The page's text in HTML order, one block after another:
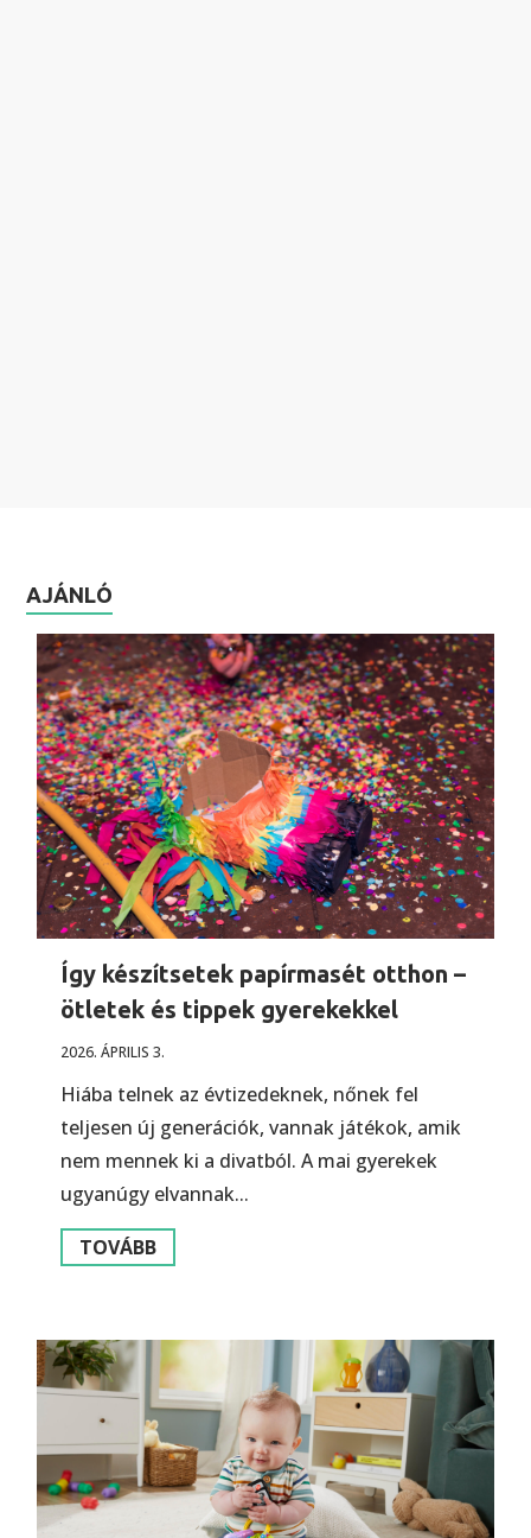
AJÁNLÓ
Így készítsetek papírmasét otthon –
ötletek és tippek gyerekekkel
2026. ÁPRILIS 3.
Hiába telnek az évtizedeknek, nőnek fel
teljesen új generációk, vannak játékok, amik
nem mennek ki a divatból. A mai gyerekek
ugyanúgy elvannak...
TOVÁBB